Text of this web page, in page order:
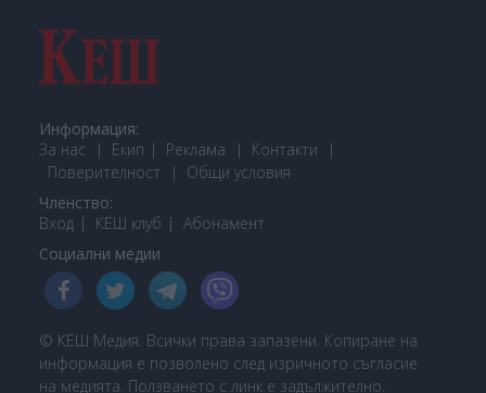
Информация:
За нас
Екип Реклама
Контакти
Поверителност
Общи условия
Членство:
Вход
КЕШ клуб Абонамент
Социални медии
© КЕШ Медия. Всички права запазени. Копиране на
информация е позволено след изричното съгласие
на медията. Ползването с линк е задължително.